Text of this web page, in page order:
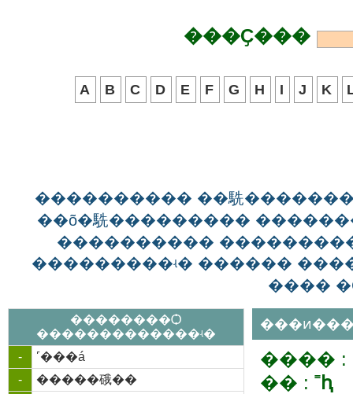
���Ҫ���
A B C D E F G H I J K
���������� ��駪
��õ�駪���������
����������
���������ʵ� ������
����
��������Ѻ
�������������ʵ�
-
˹���á
-
�����硪��
���� :
�� : ˭ԧ